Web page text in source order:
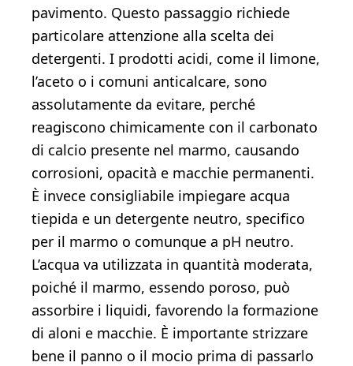
pavimento. Questo passaggio richiede
particolare attenzione alla scelta dei
detergenti. I prodotti acidi, come il limone,
l’aceto o i comuni anticalcare, sono
assolutamente da evitare, perché
reagiscono chimicamente con il carbonato
di calcio presente nel marmo, causando
corrosioni, opacità e macchie permanenti.
È invece consigliabile impiegare acqua
tiepida e un detergente neutro, specifico
per il marmo o comunque a pH neutro.
L’acqua va utilizzata in quantità moderata,
poiché il marmo, essendo poroso, può
assorbire i liquidi, favorendo la formazione
di aloni e macchie. È importante strizzare
bene il panno o il mocio prima di passarlo